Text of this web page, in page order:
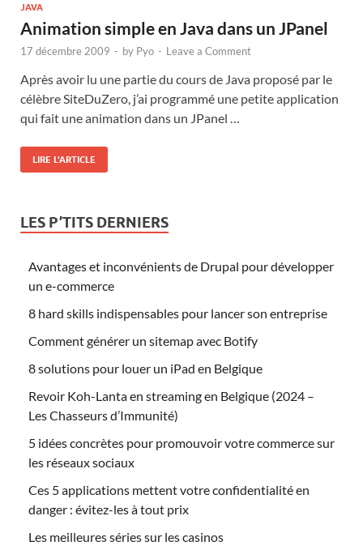
JAVA
Animation simple en Java dans un JPanel
17 décembre 2009 - by Pyo - Leave a Comment
Après avoir lu une partie du cours de Java proposé par le
célèbre SiteDuZero, j’ai programmé une petite application
qui fait une animation dans un JPanel …
LIRE L'ARTICLE
LES P’TITS DERNIERS
Avantages et inconvénients de Drupal pour développer
un e-commerce
8 hard skills indispensables pour lancer son entreprise
Comment générer un sitemap avec Botify
8 solutions pour louer un iPad en Belgique
Revoir Koh-Lanta en streaming en Belgique (2024 –
Les Chasseurs d’Immunité)
5 idées concrètes pour promouvoir votre commerce sur
les réseaux sociaux
Ces 5 applications mettent votre confidentialité en
danger : évitez-les à tout prix
Les meilleures séries sur les casinos